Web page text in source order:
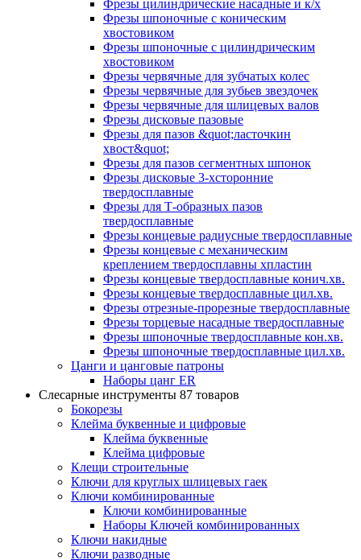
Фрезы цилиндрические насадные и к/х
Фрезы шпоночные с коническим
хвостовиком
Фрезы шпоночные с цилиндрическим
хвостовиком
Фрезы червячные для зубчатых колес
Фрезы червячные для зубьев звездочек
Фрезы червячные для шлицевых валов
Фрезы дисковые пазовые
Фрезы для пазов &quot;ласточкин
хвост&quot;
Фрезы для пазов сегментных шпонок
Фрезы дисковые 3-хсторонние
твердосплавные
Фрезы для Т-образных пазов
твердосплавные
Фрезы концевые радиусные твердосплавные
Фрезы концевые с механическим
креплением твердосплавны хпластин
Фрезы концевые твердосплавные конич.хв.
Фрезы концевые твердосплавные цил.хв.
Фрезы отрезные-прорезные твердосплавные
Фрезы торцевые насадные твердосплавные
Фрезы шпоночные твердосплавные кон.хв.
Фрезы шпоночные твердосплавные цил.хв.
Цанги и цанговые патроны
Наборы цанг ER
Слесарные инструменты 87 товаров
Бокорезы
Клейма буквенные и цифровые
Клейма буквенные
Клейма цифровые
Клещи строительные
Ключи для круглых шлицевых гаек
Ключи комбинированные
Ключи комбинированные
Наборы Ключей комбинированных
Ключи накидные
Ключи разводные